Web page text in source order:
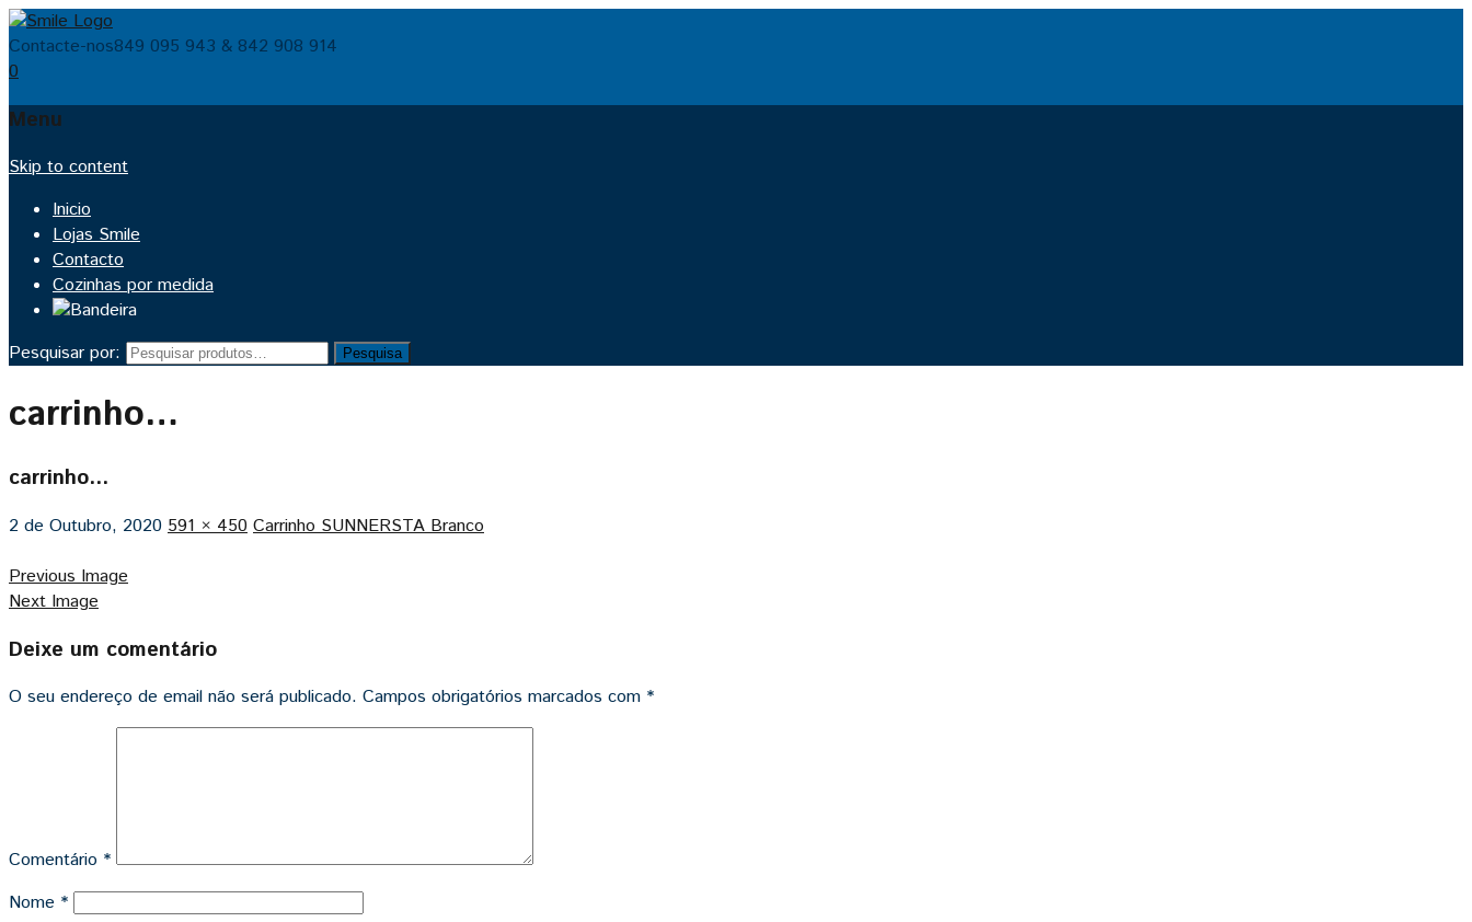
Contacte-nos849 095 943 & 842 908 914
0
Menu
Skip to content
Inicio
Lojas Smile
Contacto
Cozinhas por medida
Pesquisar por: Pesquisa
carrinho…
carrinho…
2 de Outubro, 2020 591 × 450 Carrinho SUNNERSTA Branco
Previous Image
Next Image
Deixe um comentário
O seu endereço de email não será publicado. Campos obrigatórios marcados com *
Comentário *
Nome *